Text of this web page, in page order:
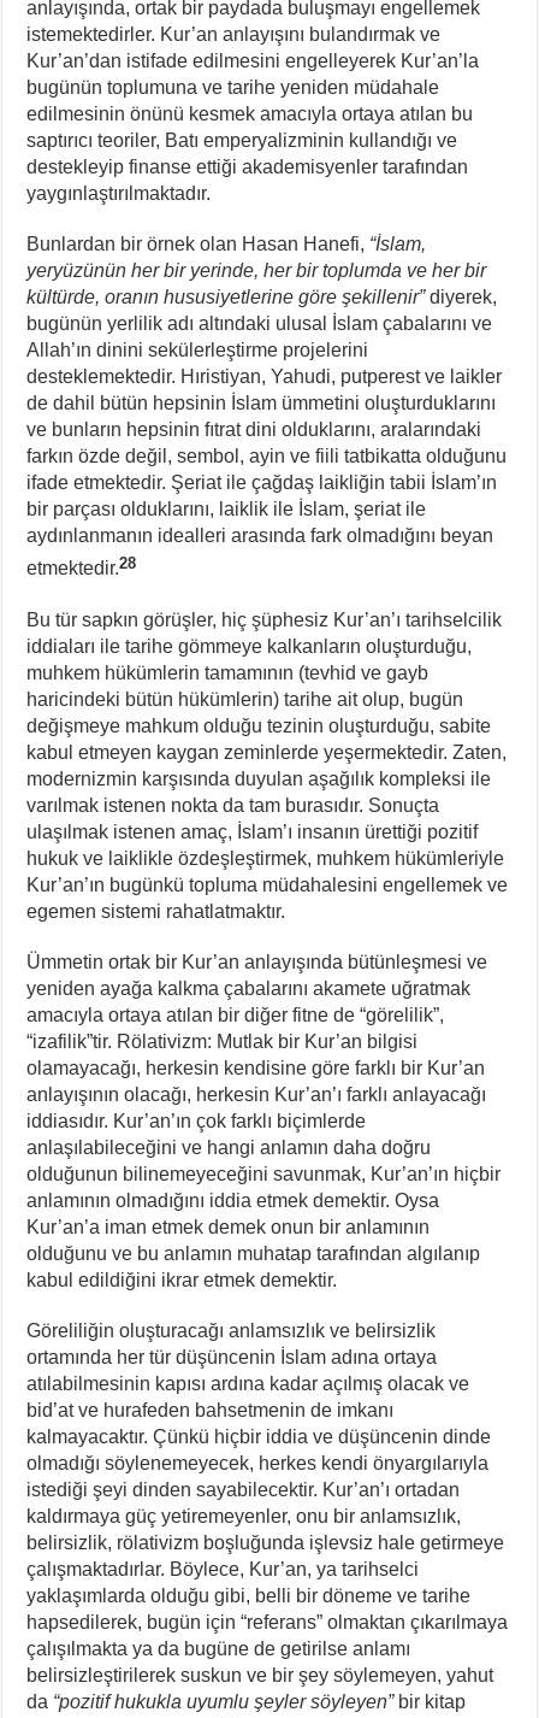
anlayışında, ortak bir paydada buluşmayı engellemek
istemektedirler. Kur’an anlayışını bulandırmak ve
Kur’an’dan istifade edilmesini engelleyerek Kur’an’la
bugünün toplumuna ve tarihe yeniden müdahale
edilmesinin önünü kesmek amacıyla ortaya atılan bu
saptırıcı teoriler, Batı emperyalizminin kullandığı ve
destekleyip finanse ettiği akademisyenler tarafından
yaygınlaştırılmaktadır.
Bunlardan bir örnek olan Hasan Hanefi, “İslam,
yeryüzünün her bir yerinde, her bir toplumda ve her bir
kültürde, oranın hususiyetlerine göre şekillenir”diyerek,
bugünün yerlilik adı altındaki ulusal İslam çabalarını ve
Allah’ın dinini sekülerleştirme projelerini
desteklemektedir. Hıristiyan, Yahudi, putperest ve laikler
de dahil bütün hepsinin İslam ümmetini oluşturduklarını
ve bunların hepsinin fıtrat dini olduklarını, aralarındaki
farkın özde değil, sembol, ayin ve fiili tatbikatta olduğunu
ifade etmektedir. Şeriat ile çağdaş laikliğin tabii İslam’ın
bir parçası olduklarını, laiklik ile İslam, şeriat ile
aydınlanmanın idealleri arasında fark olmadığını beyan
etmektedir.28
Bu tür sapkın görüşler, hiç şüphesiz Kur’an’ı tarihselcilik
iddiaları ile tarihe gömmeye kalkanların oluşturduğu,
muhkem hükümlerin tamamının (tevhid ve gayb
haricindeki bütün hükümlerin) tarihe ait olup, bugün
değişmeye mahkum olduğu tezinin oluşturduğu, sabite
kabul etmeyen kaygan zeminlerde yeşermektedir. Zaten,
modernizmin karşısında duyulan aşağılık kompleksi ile
varılmak istenen nokta da tam burasıdır. Sonuçta
ulaşılmak istenen amaç, İslam’ı insanın ürettiği pozitif
hukuk ve laiklikle özdeşleştirmek, muhkem hükümleriyle
Kur’an’ın bugünkü topluma müdahalesini engellemek ve
egemen sistemi rahatlatmaktır.
Ümmetin ortak bir Kur’an anlayışında bütünleşmesi ve
yeniden ayağa kalkma çabalarını akamete uğratmak
amacıyla ortaya atılan bir diğer fitne de “görelilik”,
“izafilik”tir. Rölativizm: Mutlak bir Kur’an bilgisi
olamayacağı, herkesin kendisine göre farklı bir Kur’an
anlayışının olacağı, herkesin Kur’an’ı farklı anlayacağı
iddiasıdır. Kur’an’ın çok farklı biçimlerde
anlaşılabileceğini ve hangi anlamın daha doğru
olduğunun bilinemeyeceğini savunmak, Kur’an’ın hiçbir
anlamının olmadığını iddia etmek demektir. Oysa
Kur’an’a iman etmek demek onun bir anlamının
olduğunu ve bu anlamın muhatap tarafından algılanıp
kabul edildiğini ikrar etmek demektir.
Göreliliğin oluşturacağı anlamsızlık ve belirsizlik
ortamında her tür düşüncenin İslam adına ortaya
atılabilmesinin kapısı ardına kadar açılmış olacak ve
bid’at ve hurafeden bahsetmenin de imkanı
kalmayacaktır. Çünkü hiçbir iddia ve düşüncenin dinde
olmadığı söylenemeyecek, herkes kendi önyargılarıyla
istediği şeyi dinden sayabilecektir. Kur’an’ı ortadan
kaldırmaya güç yetiremeyenler, onu bir anlamsızlık,
belirsizlik, rölativizm boşluğunda işlevsiz hale getirmeye
çalışmaktadırlar. Böylece, Kur’an, ya tarihselci
yaklaşımlarda olduğu gibi, belli bir döneme ve tarihe
hapsedilerek, bugün için “referans” olmaktan çıkarılmaya
çalışılmakta ya da bugüne de getirilse anlamı
belirsizleştirilerek suskun ve bir şey söylemeyen, yahut
da “pozitif hukukla uyumlu şeyler söyleyen”bir kitap